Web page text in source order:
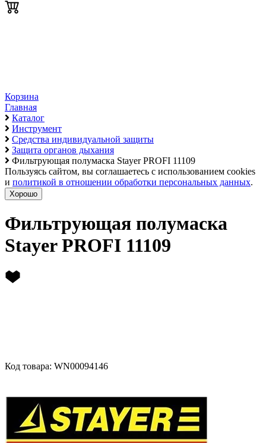
Корзина
Главная
Каталог
Инструмент
Средства индивидуальной защиты
Защита органов дыхания
Фильтрующая полумаска Stayer PROFI 11109
Пользуясь сайтом, вы соглашаетесь с использованием cookies
и политикой в отношении обработки персональных данных.
Хорошо
Фильтрующая полумаска
Stayer PROFI 11109
Код товара: WN00094146